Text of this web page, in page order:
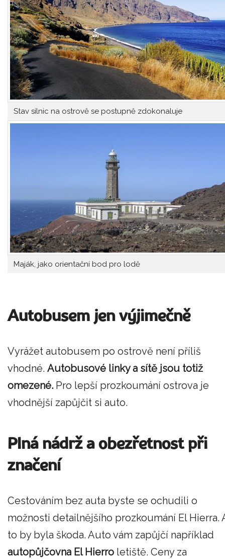
Stav silnic na ostrově se postupně zdokonaluje
Maják, jako orientační bod pro lodě
Autobusem jen výjimečně
Vyrážet autobusem po ostrově není příliš
vhodné. Autobusové linky a sítě jsou totiž
omezené. Pro lepší prozkoumání ostrova je
vhodnější zapůjčit si auto.
Plná nádrž a obezřetnost při
značení
Cestováním bez auta byste se ochudili o
možnosti detailnějšího prozkoumání El Hierra.
to by byla škoda. Auto vám zapůjčí například
autopůjčovna El Hierro letiště. Ceny za